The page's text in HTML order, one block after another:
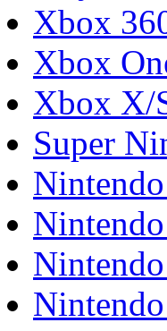
Xbox
Xbox
Xbox X/
Super